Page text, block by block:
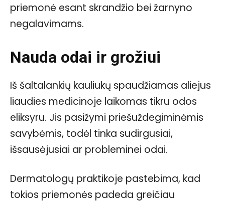
priemonė esant skrandžio bei žarnyno
negalavimams.
Nauda odai ir grožiui
Iš šaltalankių kauliukų spaudžiamas aliejus
liaudies medicinoje laikomas tikru odos
eliksyru. Jis pasižymi priešuždegiminėmis
savybėmis, todėl tinka sudirgusiai,
išsausėjusiai ar probleminei odai.
Dermatologų praktikoje pastebima, kad
tokios priemonės padeda greičiau